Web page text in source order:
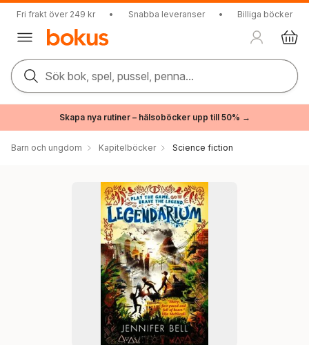
Fri frakt över 249 kr • Snabba leveranser • Billiga böcker
Sök bok, spel, pussel, penna...
Skapa nya rutiner – hälsoböcker upp till 50% →
Barn och ungdom Kapitelböcker Science fiction